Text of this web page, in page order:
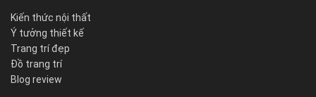
Kiến thức nội thất
Ý tưởng thiết kế
Trang trí đẹp
Đồ trang trí
Blog review